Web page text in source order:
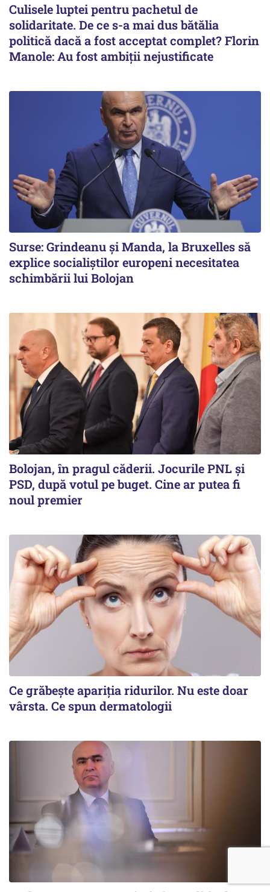
Culisele luptei pentru pachetul de
solidaritate. De ce s-a mai dus bătălia
politică dacă a fost acceptat complet? Florin
Manole: Au fost ambiții nejustificate
Surse: Grindeanu și Manda, la Bruxelles să
explice socialiștilor europeni necesitatea
schimbării lui Bolojan
Bolojan, în pragul căderii. Jocurile PNL și
PSD, după votul pe buget. Cine ar putea fi
noul premier
Ce grăbește apariția ridurilor. Nu este doar
vârsta. Ce spun dermatologii